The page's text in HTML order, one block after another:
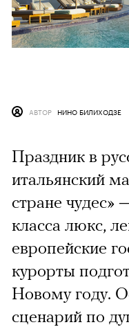
АВТОР НИНО БИЛИХОДЗЕ
Праздник в
итальянский
стране чудес»
класса люкс,
европейские
курорты
Новому году.
сценарий по